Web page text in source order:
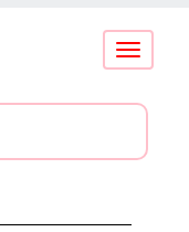
Conmutar